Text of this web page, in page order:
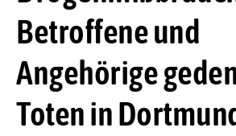
Betroffene und
Angehörige
Toten in